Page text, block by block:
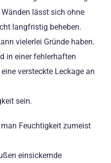
lässt sich ohne
langfristig beheben.
vielerlei Gründe haben.
in einer fehlerhaften
versteckte Leckage an
sein.
Feuchtigkeit zumeist
einsickernde